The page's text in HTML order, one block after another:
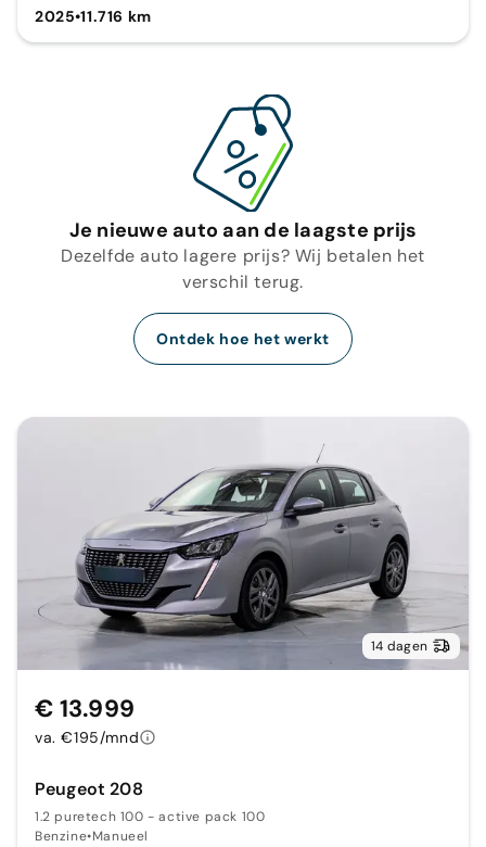
2025•11.716 km
Je nieuwe auto aan de laagste prijs
Dezelfde auto lagere prijs? Wij betalen het
verschil terug.
Ontdek hoe het werkt
14 dagen
Peugeot 208
1.2 puretech 100 - active pack 100
Benzine•Manueel
€ 13.999
va. €195/mnd